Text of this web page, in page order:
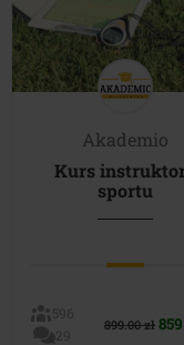
Akademio
Kurs
sportu
596
29
899.00zł